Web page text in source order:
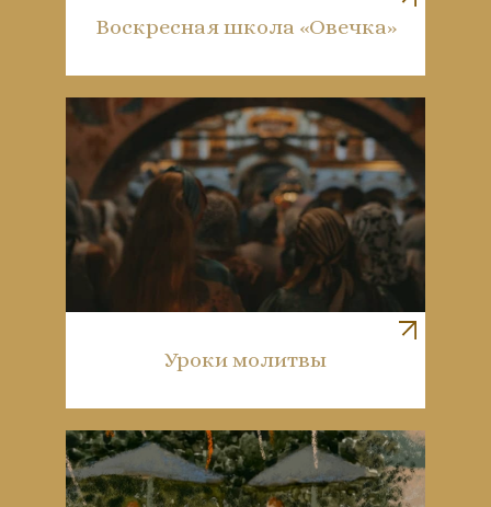
Уроки молитвы
Воскресная школа «Овечка»